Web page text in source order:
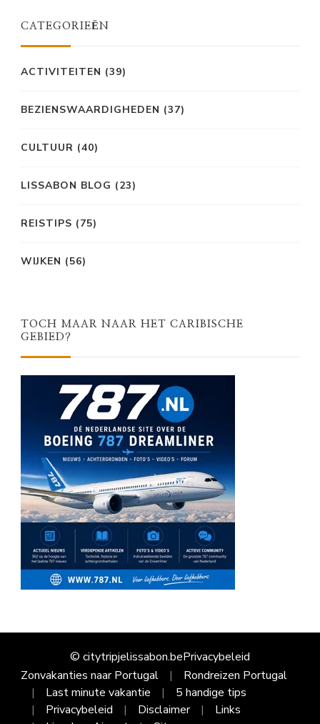
CATEGORIEËN
ACTIVITEITEN (39)
BEZIENSWAARDIGHEDEN (37)
CULTUUR (40)
LISSABON BLOG (23)
REISTIPS (75)
WIJKEN (56)
TOCH MAAR NAAR HET CARIBISCHE
GEBIED?
© citytripjelissabon.bePrivacybeleid
Zonvakanties naar Portugal
Rondreizen Portugal
Last minute vakantie
5 handige tips
Privacybeleid
Disclaimer
Links